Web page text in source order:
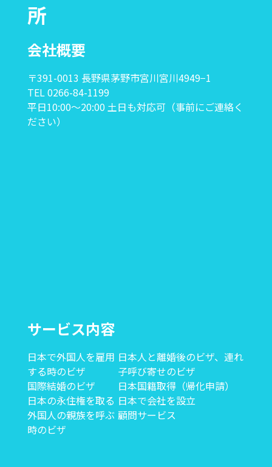
所
会社概要
〒391-0013 長野県茅野市宮川宮川4949−1
TEL 0266-84-1199
平日10:00〜20:00 土日も対応可（事前にご連絡く
ださい）
サービス内容
日本で外国人を雇用
する時のビザ
国際結婚のビザ
日本の永住権を取る
外国人の親族を呼ぶ
時のビザ
日本人と離婚後のビザ、連れ
子呼び寄せのビザ
日本国籍取得（帰化申請）
日本で会社を設立
顧問サービス